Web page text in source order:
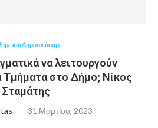
και Δημοσιεύουμε
να λειτουργούν
Τμήματα στο Δήμο; Νίκος
Σταμάτης
31 Μαρτίου, 2023